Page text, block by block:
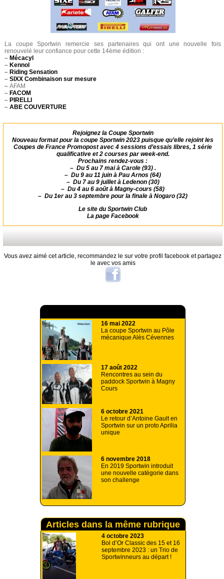
La coupe Sportwin remercie ses partenaires qui ont une nouvelle fois
renouvelé leur confiance pour cette 14ème édition :
– Mécacyl
– Kennol
– Riding Sensation
– SIXX Combinaison sur mesure
– AFAM
– FACOM
– PIRELLI
– ABE COUVERTURE
Rejoignez la Coupe Sportwin
Nouveau format pour la coupe Sportwin 2023 puisque qu’elle rejoint les
Coupes de France Promopost avec 4 sessions d’essais libres, 1 série
qualificative et 2 courses par week-end.
Prochains rendez-vous :
–Du 5 au 7 mai à Carole (93) .
– Du 9 au 11 juin à Pau Arnos (64)
–Du 7 au 9 juillet à Ledenon (30)
– Du 4 au 6 août à Magny-cours (58)
– Du 1er au 3 septembre pour la finale à Nogaro (32)
Le site duSportwin Club
La page Facebook
Vous avez aimé cet article, recommandez le sur votre profil facebook et partagez
le avec vos amis
16 mai 2022
La coupe Sportwin au Pôle
mécanique Alès Cévennes
17 août 2022
Rencontres au sein du
paddock Sportwin à Magny
Cours
6 octobre 2021
Le retour d’Antoine Gault en
Sportwin sur un proto Aprilia
unique
6 novembre 2018
En 2019 Sportwin introduit
une nouvelle catégorie dans
son challenge
Articles dans la même rubrique
4 octobre 2023
Bol d’Or Classic des 15 et 16
septembre 2023 : un Trio de
Sportwinneurs au départ !